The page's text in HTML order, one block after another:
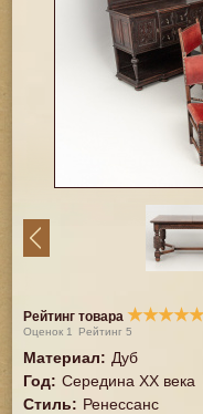
Рейтинг товара★★★★
Оценок 1 Рейтинг5
Материал: Дуб
Год: Середина XX векa
Стиль: Ренессанс